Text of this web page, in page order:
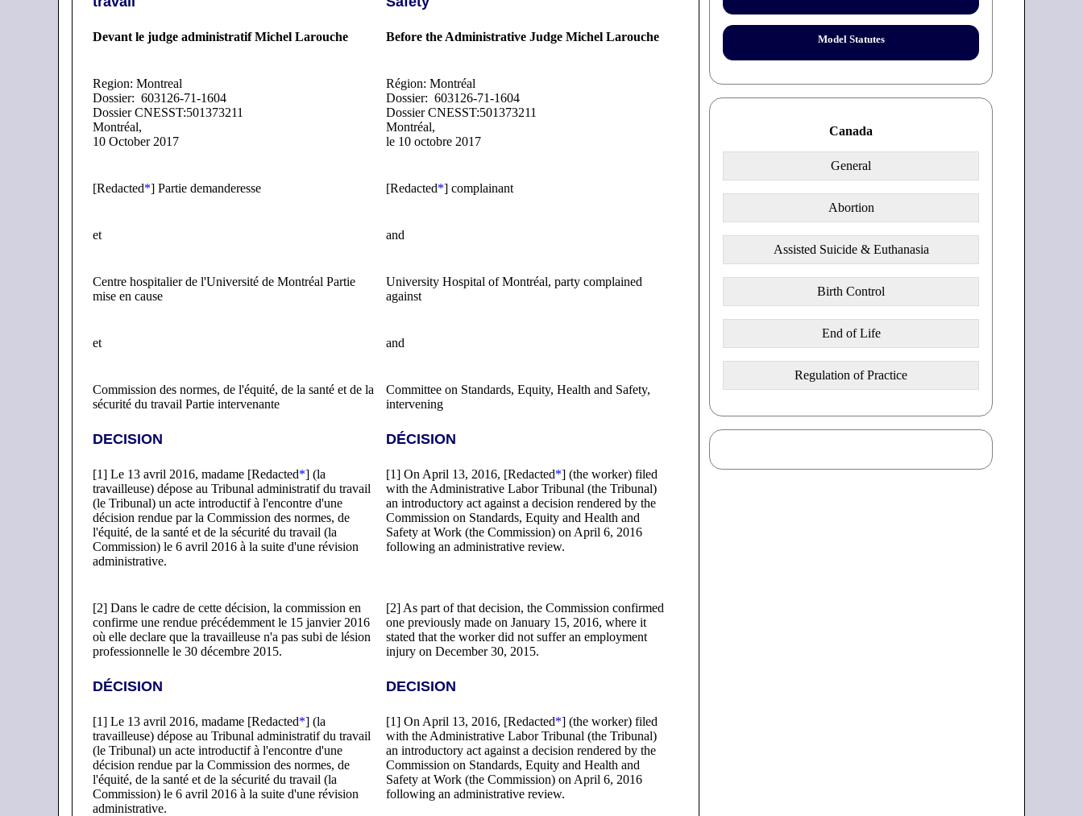
Model Statutes
Canada
General
Abortion
Assisted Suicide & Euthanasia
Birth Control
End of Life
Regulation of Practice
Devant le judge administratif Michel Larouche Before the Administrative Judge Michel Larouche
Region: Montreal
Dossier: 603126-71-1604
Dossier CNESST:501373211
Montréal,
10 October 2017
Région: Montréal
Dossier: 603126-71-1604
Dossier CNESST:501373211
Montréal,
le 10 octobre 2017
[Redacted*] Partie demanderesse [Redacted*] complainant
et and
Centre hospitalier de l'Université de Montréal Partie
mise en cause
University Hospital of Montréal, party complained
against
et and
Commission des normes, de l'équité, de la santé et de la
sécurité du travail Partie intervenante
Committee on Standards, Equity, Health and Safety,
intervening
DECISION DÉCISION
[1] Le 13 avril 2016, madame [Redacted*] (la
travailleuse) dépose au Tribunal administratif du travail
(le Tribunal) un acte introductif à l'encontre d'une
décision rendue par la Commission des normes, de
l'équité, de la santé et de la sécurité du travail (la
Commission) le 6 avril 2016 à la suite d'une révision
administrative.
[1] On April 13, 2016, [Redacted*] (the worker) filed
with the Administrative Labor Tribunal (the Tribunal)
an introductory act against a decision rendered by the
Commission on Standards, Equity and Health and
Safety at Work (the Commission) on April 6, 2016
following an administrative review.
[2] Dans le cadre de cette décision, la commission en
confirme une rendue précédemment le 15 janvier 2016
où elle declare que la travailleuse n'a pas subi de lésion
professionnelle le 30 décembre 2015.
[2] As part of that decision, the Commission confirmed
one previously made on January 15, 2016, where it
stated that the worker did not suffer an employment
injury on December 30, 2015.
DÉCISION DECISION
[1] Le 13 avril 2016, madame [Redacted*] (la
travailleuse) dépose au Tribunal administratif du travail
(le Tribunal) un acte introductif à l'encontre d'une
décision rendue par la Commission des normes, de
l'équité, de la santé et de la sécurité du travail (la
Commission) le 6 avril 2016 à la suite d'une révision
administrative.
[1] On April 13, 2016, [Redacted*] (the worker) filed
with the Administrative Labor Tribunal (the Tribunal)
an introductory act against a decision rendered by the
Commission on Standards, Equity and Health and
Safety at Work (the Commission) on April 6, 2016
following an administrative review.